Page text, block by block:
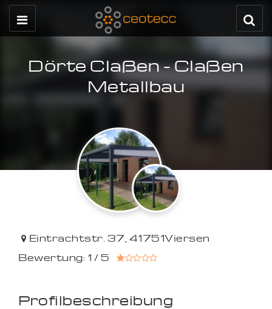
Dörte Claßen - Claßen
Metallbau
Eintrachtstr. 37, 41751Viersen
Bewertung: 1 / 5
Profilbeschreibung